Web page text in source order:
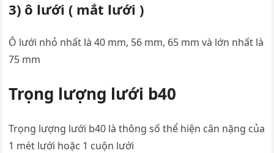
3) ô lưới ( mắt lưới )
Ô lưới nhỏ nhất là 40 mm, 56 mm, 65 mm và lớn nhất là
75 mm
Trọng lượng lưới b40
Trọng lượng lưới b40 là thông số thể hiện cân nặng của
1 mét lưới hoặc 1 cuộn lưới